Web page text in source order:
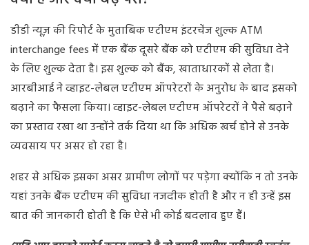
डीडी न्यूज़ की रिपोर्ट के मुताबिक एटीएम इंटरचेंज शुल्क ATM
interchange fees में एक बैंक दूसरे बैंक को एटीएम की सुविधा देने
के लिए शुल्क देता है। इस शुल्क को बैंक, खाताधारकों से लेता है।
आरबीआई ने व्हाइट-लेबल एटीएम ऑपरेटरों के अनुरोध के बाद इसको
बढ़ाने का फैसला किया। व्हाइट-लेबल एटीएम ऑपरेटरों ने पैसे बढ़ाने
का प्रस्ताव रखा था उन्होंने तर्क दिया था कि अधिक खर्च होने से उनके
व्यवसाय पर असर हो रहा है।
शहर से अधिक इसका असर ग्रामीण लोगों पर पड़ेगा क्योंकि न तो उनके
यहां उनके बैंक एटीएम की सुविधा नजदीक होती है और न ही उन्हें इस
बात की जानकारी होती है कि ऐसे भी कोई बदलाव हुए हैं।